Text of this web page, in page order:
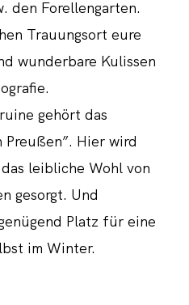
den Forellengarten.
Trauungsort eure
wunderbare Kulissen
gehört das
Preußen”. Hier wird
leibliche Wohl von
gesorgt. Und
Platz für eine
im Winter.